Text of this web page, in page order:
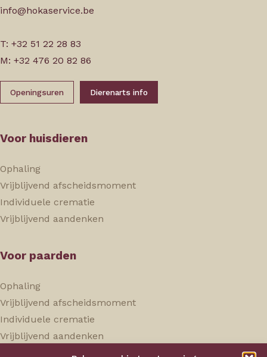
info@hokaservice.be
T: +32 51 22 28 83
M: +32 476 20 82 86
Openingsuren Dierenarts info
Voor huisdieren
Ophaling
Vrijblijvend afscheidsmoment
Individuele crematie
Vrijblijvend aandenken
Voor paarden
Ophaling
Vrijblijvend afscheidsmoment
Individuele crematie
Vrijblijvend aandenken